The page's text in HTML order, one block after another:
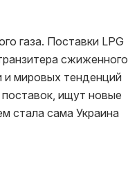
газа. Поставки LPG
сжиженного
и мировых тенденций
ищут новые
стала сама Украина